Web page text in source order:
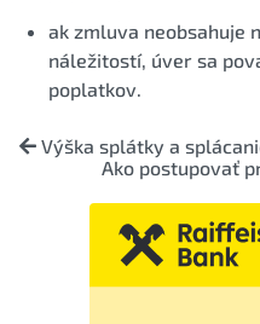
ak zmluva neobsahuje
náležitostí, úver sa
poplatkov.
Výška splátky a
Ako postupovať